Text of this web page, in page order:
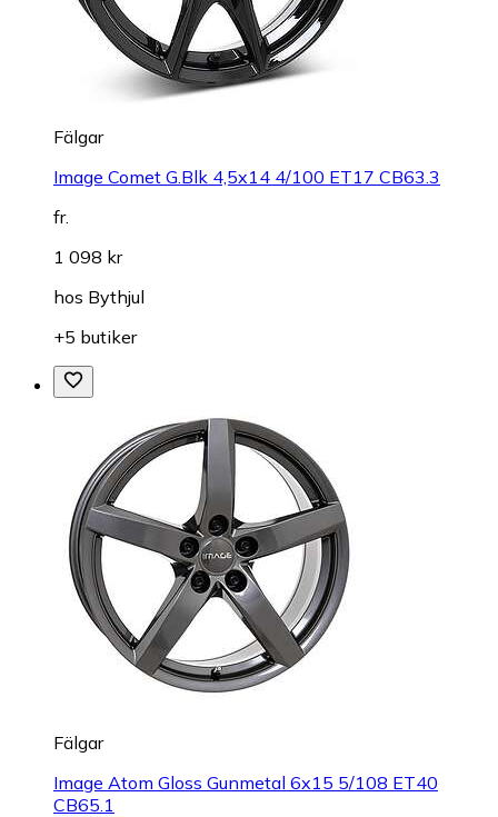
Fälgar
Image Comet G.Blk 4,5x14 4/100 ET17 CB63.3
fr.
1 098 kr
hos Bythjul
+5 butiker
Fälgar
Image Atom Gloss Gunmetal 6x15 5/108 ET40
CB65.1